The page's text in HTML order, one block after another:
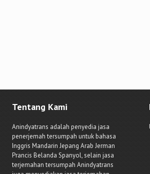
Tentang Kami
Anindyatrans adalah penyedia jasa
penerjemah tersumpah untuk bahasa
Inggris Mandarin Jepang Arab Jerman
Prancis Belanda Spanyol, selain jasa
terjemahan tersumpah Anindyatrans